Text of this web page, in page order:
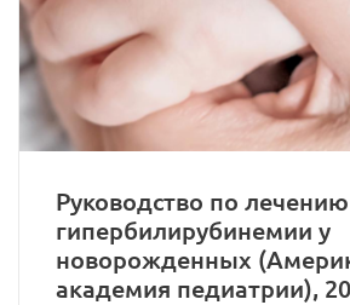
Руководство по лечению
гипербилирубинемии у
новорожденных
академия педиатрии),